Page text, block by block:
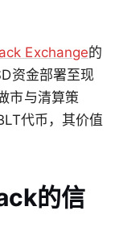
Exchange的
资金部署至现
市与清算策
代币，其价值
的信